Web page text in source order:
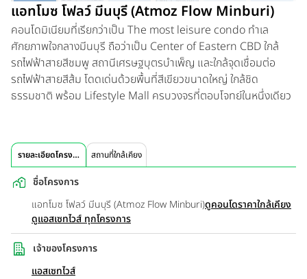
แอทโมซ โฟลว์ มีนบุรี (Atmoz Flow Minburi)
คอนโดมิเนียมที่เรียกว่าเป็น The most leisure condo ทำเล
ศักยภาพใจกลางมีนบุรี ถือว่าเป็น Center of Eastern CBD ใกล้
รถไฟฟ้าสายสีชมพู สถานีเศรษฐบุตรบำเพ็ญ และใกล้จุดเชื่อมต่อ
รถไฟฟ้าสายสีส้ม โดดเด่นด้วยพื้นที่สีเขียวขนาดใหญ่ ใกล้ชิด
ธรรมชาติ พร้อม Lifestyle Mall ครบวงจรที่ตอบโจทย์ในหนึ่งเดียว
รายละเอียดโครงการ สถานที่ใกล้เคียง
ชื่อโครงการ
แอทโมซ โฟลว์ มีนบุรี (Atmoz Flow Minburi)ดูคอนโดราคาใกล้เคียง
ดูแอสเซทไวส์ ทุกโครงการ
เจ้าของโครงการ
แอสเซทไวส์